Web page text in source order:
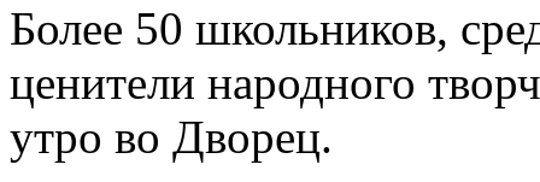
Более 50 школьников,
ценители народного
утро во Дворец.